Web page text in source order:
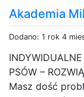
Akademia
Dodano: 1 rok 4
PSÓW –
Masz dość